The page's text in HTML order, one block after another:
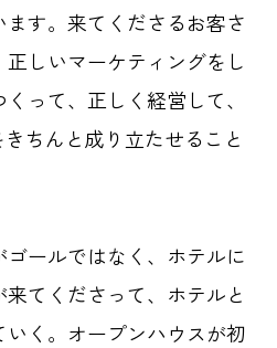
す。来てくださるお客さ
しいマーケティングをし
って、正しく経営して、
きちんと成り立たせること
ールではなく、ホテルに
てくださって、ホテルと
いく。オープンハウスが初